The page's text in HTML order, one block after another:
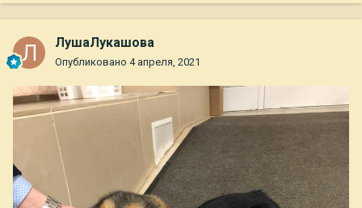
ЛушаЛукашова
Опубликовано 4 апреля, 2021